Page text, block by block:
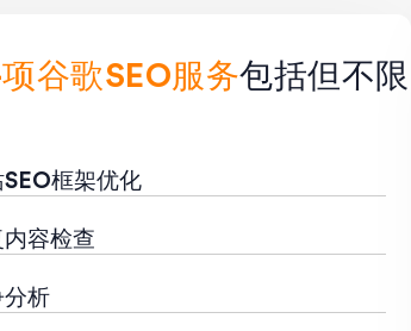
谷歌SEO服务包括但不限
SEO框架优化
容检查
分析